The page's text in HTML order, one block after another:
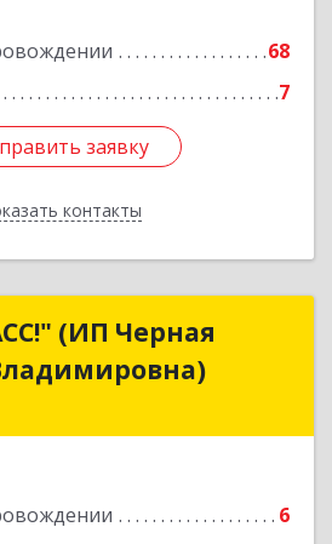
68
7
заявку
контакты
Подробнее
заявку
Назад
(ИП Черная
6
"КЛАСС!" (ИП Черная
Владимировна)